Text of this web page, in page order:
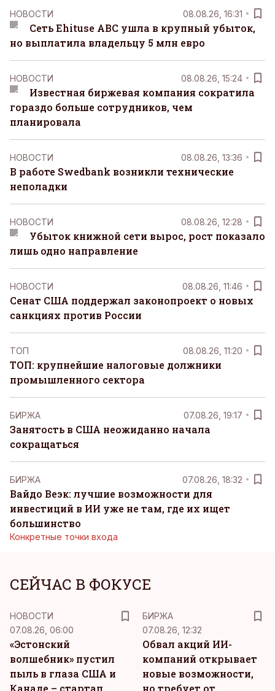
НОВОСТИ 08.08.26, 16:31
Сеть Ehituse ABC ушла в крупный убыток,
но выплатила владельцу 5 млн евро
НОВОСТИ 08.08.26, 15:24
Известная биржевая компания сократила
гораздо больше сотрудников, чем
планировала
НОВОСТИ 08.08.26, 13:36
В работе Swedbank возникли технические
неполадки
НОВОСТИ 08.08.26, 12:28
Убыток книжной сети вырос, рост показало
лишь одно направление
НОВОСТИ 08.08.26, 11:46
Сенат США поддержал законопроект о новых
санкциях против России
ТОП 08.08.26, 11:20
ТОП: крупнейшие налоговые должники
промышленного сектора
БИРЖА 07.08.26, 19:17
Занятость в США неожиданно начала
сокращаться
БИРЖА 07.08.26, 18:32
Вайдо Веэк: лучшие возможности для
инвестиций в ИИ уже не там, где их ищет
большинство
Конкретные точки входа
СЕЙЧАС В ФОКУСЕ
НОВОСТИ
07.08.26, 06:00
«Эстонский
волшебник» пустил
пыль в глаза США и
Канаде – стартап
БИРЖА
07.08.26, 12:32
Обвал акций ИИ-
компаний открывает
новые возможности,
но требует от